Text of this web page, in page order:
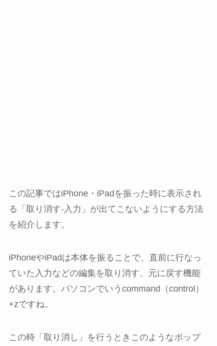
この記事ではiPhone・iPadを振った時に表示され
る「取り消す-入力」が出てこないようにする方法
を紹介します。
iPhoneやiPadは本体を振ることで、直前に行なっ
ていた入力などの編集を取り消す、元に戻す機能
があります。パソコンでいうcommand（control）
+zですね。
この時「取り消し」を行うときこのようなポップ